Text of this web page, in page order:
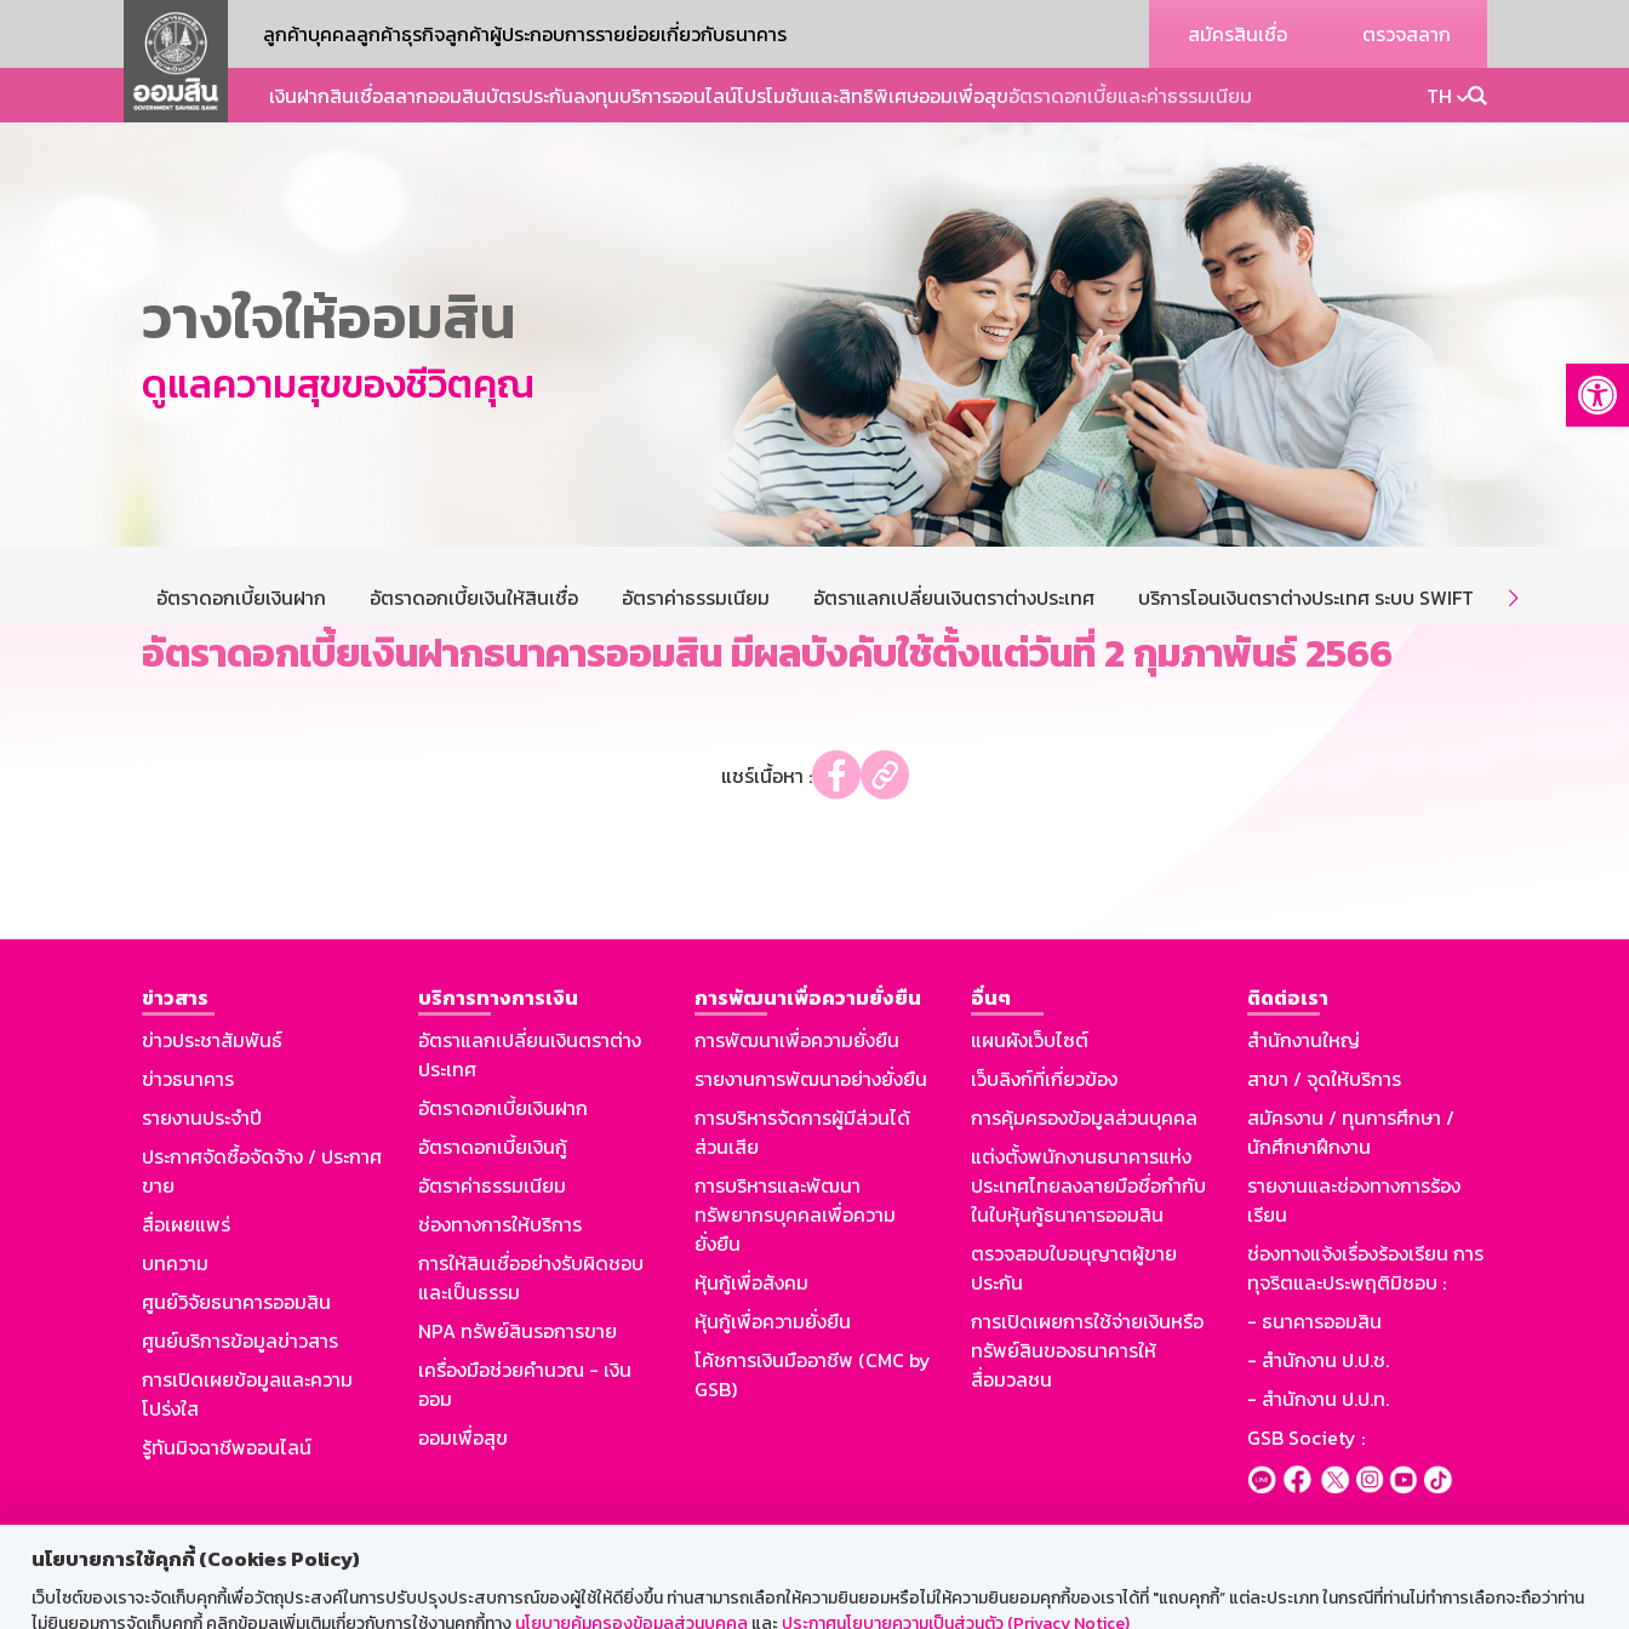
นโยบายการใช้คุกกี้ (Cookies Policy)
เว็บไซต์ของเราจะจัดเก็บคุกกี้เพื่อวัตถุประสงค์ในการปรับปรุงประสบการณ์ของผู้ใช้ให้ดียิ่งขึ้น ท่านสามารถเลือกให้ความยินยอมหรือไม่ให้ความยินยอมคุกกี้ของเราได้ที่ "แถบคุกกี้” แต่ละประเภท ในกรณีที่ท่านไม่ทำการเลือกจะถือว่าท่าน
ไม่ยินยอมการจัดเก็บคุกกี้ คลิกข้อมูลเพิ่มเติมเกี่ยวกับการใช้งานคุกกี้ทางนโยบายคุ้มครองข้อมูลส่วนบุคคล และประกาศนโยบายความเป็นส่วนตัว (Privacy Notice)
ลูกค้าบุคคลลูกค้าธุรกิจลูกค้าผู้ประกอบการรายย่อยเกี่ยวกับธนาคาร สมัครสินเชื่อ ตรวจสลาก
เงินฝากสินเชื่อสลากออมสินบัตรประกันลงทุนบริการออนไลน์โปรโมชันและสิทธิพิเศษออมเพื่อสุขอัตราดอกเบี้ยและค่าธรรมเนียม TH
วางใจให้ออมสิน
ดูแลความสุขของชีวิตคุณ
อัตราดอกเบี้ยเงินฝาก อัตราดอกเบี้ยเงินให้สินเชื่อ อัตราค่าธรรมเนียม อัตราแลกเปลี่ยนเงินตราต่างประเทศ บริการโอนเงินตราต่างประเทศ ระบบ SWIFT บริการโอนเงิ

อัตราดอกเบี้ยเงินฝากธนาคารออมสิน มีผลบังคับใช้ตั้งแต่วันที่ 2 กุมภาพันธ์ 2566
แชร์เนื้อหา :
ข่าวสาร
ข่าวประชาสัมพันธ์
ข่าวธนาคาร
รายงานประจำปี
ประกาศจัดซื้อจัดจ้าง / ประกาศ
ขาย
สื่อเผยแพร่
บทความ
ศูนย์วิจัยธนาคารออมสิน
ศูนย์บริการข้อมูลข่าวสาร
การเปิดเผยข้อมูลและความ
โปร่งใส
รู้ทันมิจฉาชีพออนไลน์
บริการทางการเงิน
อัตราแลกเปลี่ยนเงินตราต่าง
ประเทศ
อัตราดอกเบี้ยเงินฝาก
อัตราดอกเบี้ยเงินกู้
อัตราค่าธรรมเนียม
ช่องทางการให้บริการ
การให้สินเชื่ออย่างรับผิดชอบ
และเป็นธรรม
NPA ทรัพย์สินรอการขาย
เครื่องมือช่วยคำนวณ - เงิน
ออม
ออมเพื่อสุข
การพัฒนาเพื่อความยั่งยืน
การพัฒนาเพื่อความยั่งยืน
รายงานการพัฒนาอย่างยั่งยืน
การบริหารจัดการผู้มีส่วนได้
ส่วนเสีย
การบริหารและพัฒนา
ทรัพยากรบุคคลเพื่อความ
ยั่งยืน
หุ้นกู้เพื่อสังคม
หุ้นกู้เพื่อความยั่งยืน
โค้ชการเงินมืออาชีพ (CMC by
GSB)
อื่นๆ
แผนผังเว็บไซต์
เว็บลิงก์ที่เกี่ยวข้อง
การคุ้มครองข้อมูลส่วนบุคคล
แต่งตั้งพนักงานธนาคารแห่ง
ประเทศไทยลงลายมือชื่อกำกับ
ในใบหุ้นกู้ธนาคารออมสิน
ตรวจสอบใบอนุญาตผู้ขาย
ประกัน
การเปิดเผยการใช้จ่ายเงินหรือ
ทรัพย์สินของธนาคารให้
สื่อมวลชน
ติดต่อเรา
สำนักงานใหญ่
สาขา / จุดให้บริการ
สมัครงาน / ทุนการศึกษา /
นักศึกษาฝึกงาน
รายงานและช่องทางการร้อง
เรียน
ช่องทางแจ้งเรื่องร้องเรียน การ
ทุจริตและประพฤติมิชอบ :
- ธนาคารออมสิน
- สำนักงาน ป.ป.ช.
- สำนักงาน ป.ป.ท.
GSB Society :